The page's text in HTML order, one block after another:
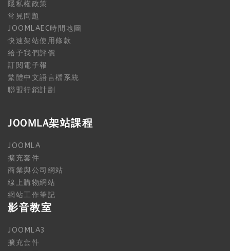
隱私權政策
常見問題
JOOMLAEC時間地圖
快速架站使用條款
給予我們評價
訂閱電子報
繁體中文語言檔系統
聯盟行銷計劃
JOOMLA架站課程
JOOMLA
擴充套件
商業與公司網站
線上購物網站
網站工作筆記
影音教室
JOOMLA3
擴充套件